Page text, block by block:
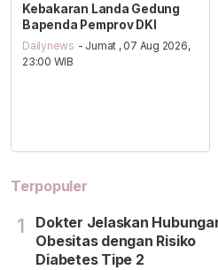
Kebakaran Landa Gedung
Bapenda Pemprov DKI
Dailynews - Jumat , 07 Aug 2026,
23:00 WIB
Terpopuler
1
Dokter Jelaskan
Obesitas dengan Risiko
Diabetes Tipe 2